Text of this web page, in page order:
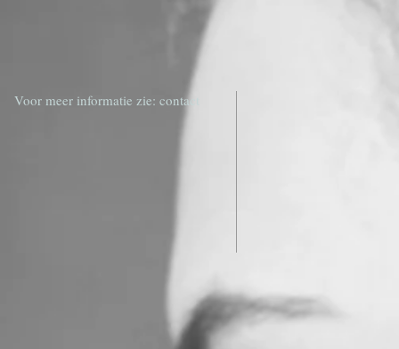
Voor meer informatie zie: contact